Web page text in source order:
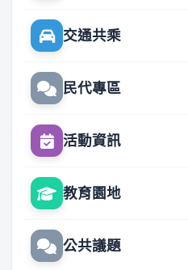
交通共乘
民代專區
活動資訊
教育園地
公共議題